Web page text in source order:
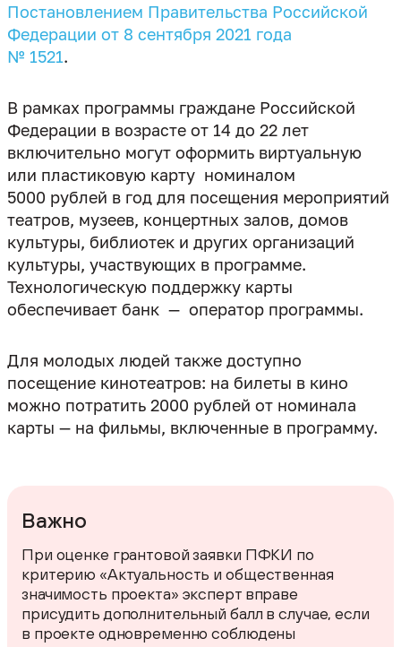
Постановлением Правительства Российской
Федерации от 8 сентября 2021 года
№ 1521.
В рамках программы граждане Российской
Федерации в возрасте от 14 до 22 лет
включительно могут оформить виртуальную
или пластиковую карту номиналом
5000 рублей в год для посещения мероприятий
театров, музеев, концертных залов, домов
культуры, библиотек и других организаций
культуры, участвующих в программе.
Технологическую поддержку карты
обеспечивает банк — оператор программы.
Для молодых людей также доступно
посещение кинотеатров: на билеты в кино
можно потратить 2000 рублей от номинала
карты — на фильмы, включенные в программу.
Важно
При оценке грантовой заявки ПФКИ по
критерию «Актуальность и общественная
значимость проекта» эксперт вправе
присудить дополнительный балл в случае, если
в проекте одновременно соблюдены